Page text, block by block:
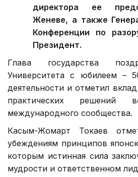
директора ее
Женеве, а также
Конференции по
Президент.
Глава государства
Университета с юбилеем –
деятельности и отметил
практических решений
международного сообщества.
Касым-Жомарт Токаев
убеждениям принципов
которым истинная сила
мудрости и ответственном